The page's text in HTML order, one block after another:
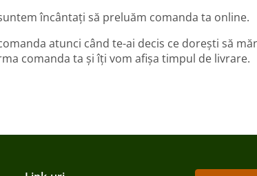
încântați să preluăm comanda ta online.
atunci când te-ai decis ce dorești să
comanda ta și îți vom afișa timpul de livrare.